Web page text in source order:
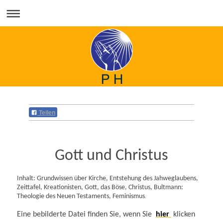
Teilen
Gott und Christus
Inhalt: Grundwissen über Kirche, Entstehung des Jahweglaubens,
Zeittafel, Kreationisten, Gott, das Böse, Christus, Bultmann:
Theologie des Neuen Testaments, Feminismus.
Eine bebilderte Datei finden Sie, wenn Sie hier klicken